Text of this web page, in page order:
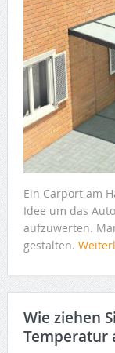
Ein Carport am
Idee um das
aufzuwerten.
gestalten.
Wie ziehen
Temperatur